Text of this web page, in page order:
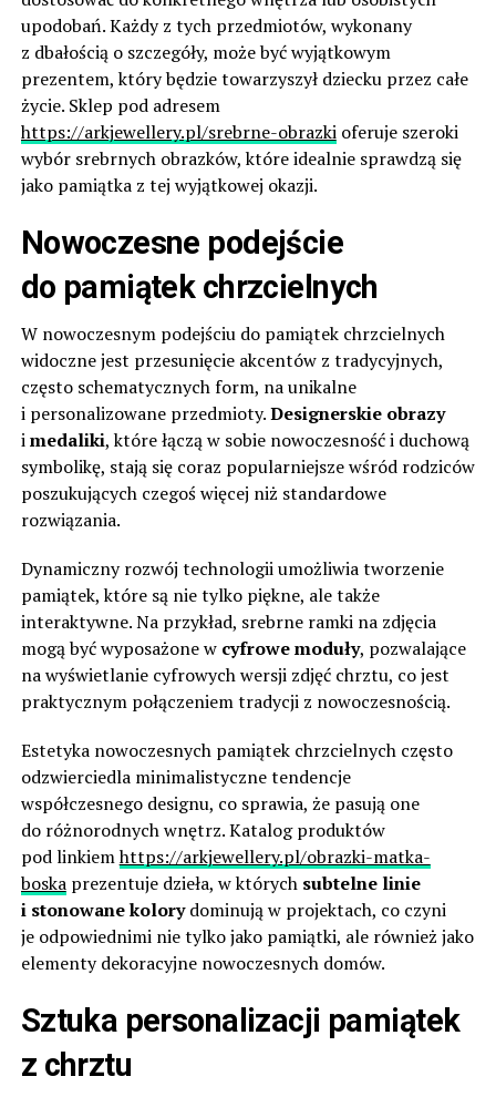
upodobań. Każdy z tych przedmiotów, wykonany
z dbałością o szczegóły, może być wyjątkowym
prezentem, który będzie towarzyszył dziecku przez całe
życie. Sklep pod adresem
https://arkjewellery.pl/srebrne-obrazkioferuje szeroki
wybór srebrnych obrazków, które idealnie sprawdzą się
jako pamiątka z tej wyjątkowej okazji.
Nowoczesne podejście
do pamiątek chrzcielnych
W nowoczesnym podejściu do pamiątek chrzcielnych
widoczne jest przesunięcie akcentów z tradycyjnych,
często schematycznych form, na unikalne
i personalizowane przedmioty.Designerskie obrazy
imedaliki, które łączą w sobie nowoczesność i duchową
symbolikę, stają się coraz popularniejsze wśród rodziców
poszukujących czegoś więcej niż standardowe
rozwiązania.
Dynamiczny rozwój technologii umożliwia tworzenie
pamiątek, które są nie tylko piękne, ale także
interaktywne. Na przykład, srebrne ramki na zdjęcia
mogą być wyposażone w cyfrowe moduły, pozwalające
na wyświetlanie cyfrowych wersji zdjęć chrztu, co jest
praktycznym połączeniem tradycji z nowoczesnością.
Estetyka nowoczesnych pamiątek chrzcielnych często
odzwierciedla minimalistyczne tendencje
współczesnego designu, co sprawia, że pasują one
do różnorodnych wnętrz. Katalog produktów
pod linkiemhttps://arkjewellery.pl/obrazki-matka-
boskaprezentuje dzieła, w których subtelne linie
i stonowane kolorydominują w projektach, co czyni
je odpowiednimi nie tylko jako pamiątki, ale również jako
elementy dekoracyjne nowoczesnych domów.
Sztuka personalizacji pamiątek
z chrztu